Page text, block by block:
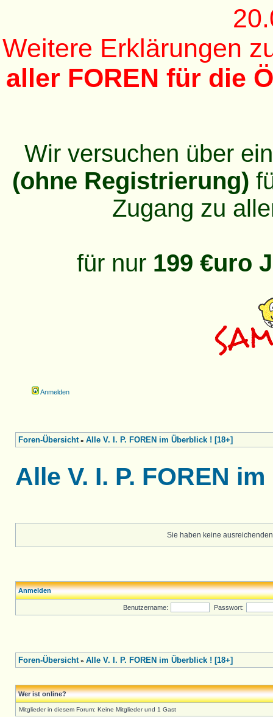
Weitere Erklärungen
aller FOREN für die
Wir versuchen über
(ohne Registrierung)
Zugang zu
für nur 199 €uro
Anmelden
Foren-Übersicht» Alle V. I. P. FOREN im Überblick ! [18+]
Alle V. I. P. FOREN
Sie haben keine
Anmelden
Benutzername: Passwort:
Foren-Übersicht» Alle V. I. P. FOREN im Überblick ! [18+]
Wer ist online?
Mitglieder in diesem Forum: Keine Mitglieder und 1 Gast